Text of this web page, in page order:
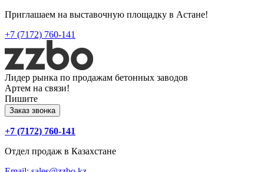
Приглашаем на выставочную площадку в Астане!
+7 (7172) 760-141
Лидер рынка по продажам бетонных заводов
Артем на связи!
Пишите
Заказ звонка
+7 (7172) 760-141
Отдел продаж в Казахстане